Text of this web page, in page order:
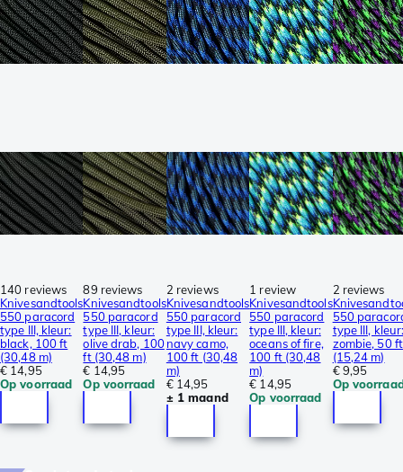
140 reviews
Knivesandtools
550 paracord
type III, kleur:
black, 100 ft
(30,48 m)
€ 14,95
Op voorraad
89 reviews
Knivesandtools
550 paracord
type III, kleur:
olive drab, 100
ft (30,48 m)
€ 14,95
Op voorraad
2 reviews
Knivesandtools
550 paracord
type III, kleur:
navy camo,
100 ft (30,48
m)
€ 14,95
± 1 maand
1 review
Knivesandtools
550 paracord
type III, kleur:
oceans of fire,
100 ft (30,48
m)
€ 14,95
Op voorraad
2 reviews
550
type III,
zombie, 50 ft
(15,24 m)
€ 9,95
Op